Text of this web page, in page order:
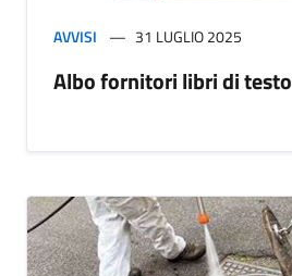
AVVISI 31 LUGLIO 2025
Albo fornitori libri di testo